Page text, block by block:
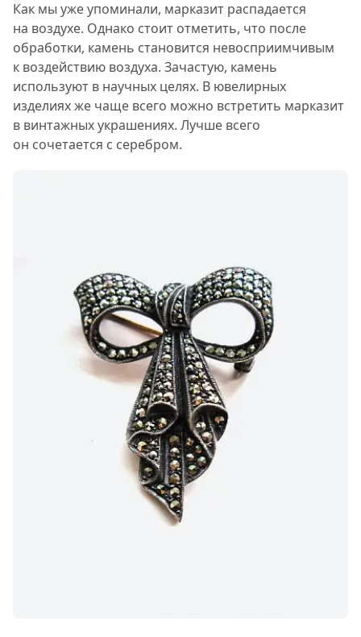
Как мы уже упоминали, марказит распадается
на воздухе. Однако стоит отметить, что после
обработки, камень становится невосприимчивым
к воздействию воздуха. Зачастую, камень
используют в научных целях. В ювелирных
изделиях же чаще всего можно встретить марказит
в винтажных украшениях. Лучше всего
он сочетается с серебром.